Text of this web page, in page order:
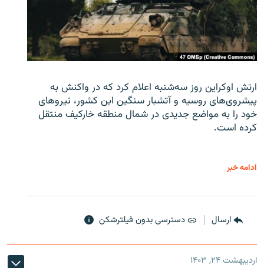
ارتش اوکراین روز سه‌شنبه اعلام کرد که در واکنش به
پیشروی‌های روسیه و آتشبار سنگین این کشور، نیروهای
خود را به مواضع جدیدی در شمال منطقه خارکیف منتقل
کرده است.
ادامه خبر
ارسال دسترسی بدون فیلترشکن
اردیبهشت ۲۴, ۱۴۰۳